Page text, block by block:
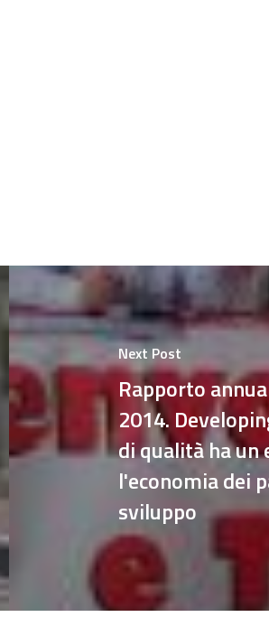
Next Post
Rapporto
2014.
di qualità ha
l'economia dei
sviluppo